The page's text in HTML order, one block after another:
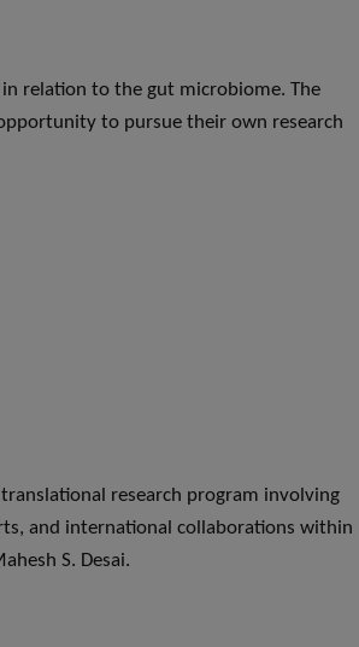
relation to the gut microbiome. The
to pursue their own research
research program involving
and international collaborations within
S. Desai.